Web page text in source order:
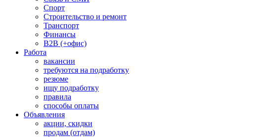
Спорт
Строительство и ремонт
Транспорт
Финансы
B2B (+офис)
Работа
вакансии
требуются на подработку
резюме
ищу подработку
правила
способы оплаты
Объявления
акции, скидки
продам (отдам)